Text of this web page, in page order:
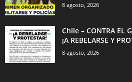
8 agosto, 2026
Chile – CONTRA EL
¡A REBELARSE Y
8 agosto, 2026